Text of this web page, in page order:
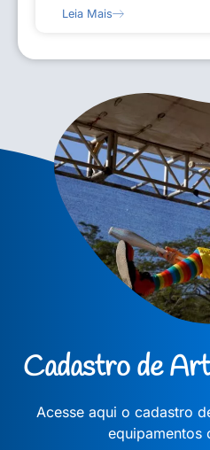
Leia Mais
Cadastro de
Acesse aqui o cadastro
equipamentos